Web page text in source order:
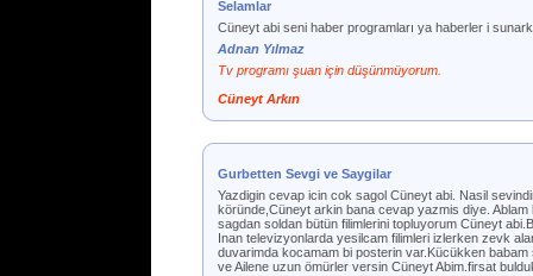
Selamlar
Cüneyt abi seni haber programları ya haberler i
Adnan Yılmaz
Tv programı şuan için düşünmüyorum.
Cüneyt Arkın
Gurbetten Sevgi ve Saygilar
Yazdigin cevap icin cok sagol Cüneyt abi. Nasil
köründe,Cüneyt arkin bana cevap yazmis diye.
sagdan soldan bütün filimlerini topluyorum Cüneyt
Inan televizyonlarda yesilcam filimleri izlerken zevk
duvarimda kocamam bi posterin var.Kücükken
ve Ailene uzun ömürler versin Cüneyt Abim.firsat